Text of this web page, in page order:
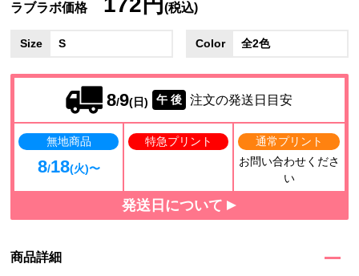
ラブラボ価格 (税込)
Size S Color 全2色
8/9(日) 午 後 注文の発送日目安
無地商品
8/18(火)〜
特急プリント
通常プリント
お問い合わせくださ
い
発送日について
商品詳細